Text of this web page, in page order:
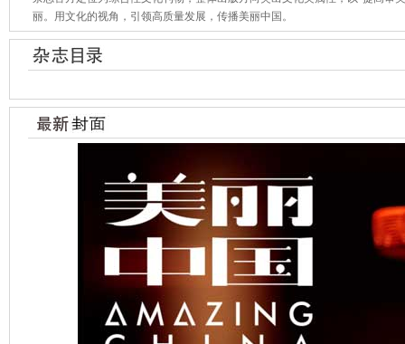
丽。用文化的视角，引领高质量发展，传播美丽中国。